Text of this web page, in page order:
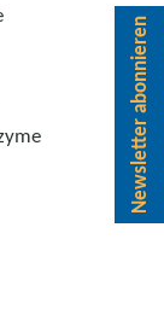
Newsletter abonnieren